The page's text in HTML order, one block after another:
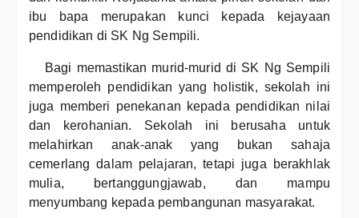
ibu bapa merupakan kunci kepada kejayaan
pendidikan di SK Ng Sempili.
Bagi memastikan murid-murid di SK Ng Sempili
memperoleh pendidikan yang holistik, sekolah ini
juga memberi penekanan kepada pendidikan nilai
dan kerohanian. Sekolah ini berusaha untuk
melahirkan anak-anak yang bukan sahaja
cemerlang dalam pelajaran, tetapi juga berakhlak
mulia, bertanggungjawab, dan mampu
menyumbang kepada pembangunan masyarakat.